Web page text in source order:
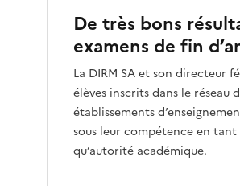
De très bons
examens de fin
La DIRM SA et son directeur
élèves inscrits dans le réseau
établissements
sous leur compétence en tant
qu’autorité académique.